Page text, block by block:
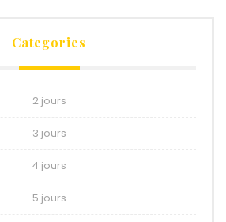
Categories
2 jours
3 jours
4 jours
5 jours